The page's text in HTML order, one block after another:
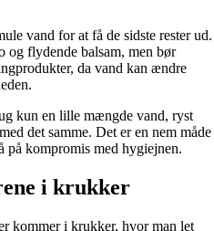
vand for at få de sidste rester ud.
og flydende balsam, men bør
da vand kan ændre
kun en lille mængde vand, ryst
det samme. Det er en nem måde
på kompromis med hygiejnen.
i krukker
kommer i krukker, hvor man let